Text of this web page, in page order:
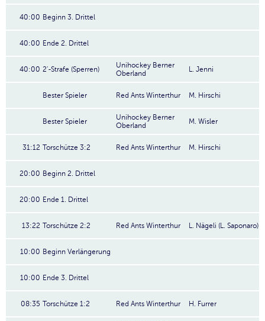
40:00 Beginn 3. Drittel
40:00 Ende 2. Drittel
40:00 2'-Strafe (Sperren)
Unihockey Berner
Oberland
L. Jenni
Bester Spieler Red Ants Winterthur M. Hirschi
Bester Spieler
Unihockey Berner
Oberland
M. Wisler
31:12 Torschütze 3:2 Red Ants Winterthur M. Hirschi
20:00 Beginn 2. Drittel
20:00 Ende 1. Drittel
13:22 Torschütze 2:2 Red Ants Winterthur L. Nägeli (L. Saponaro)
10:00 Beginn Verlängerung
10:00 Ende 3. Drittel
08:35 Torschütze 1:2 Red Ants Winterthur H. Furrer